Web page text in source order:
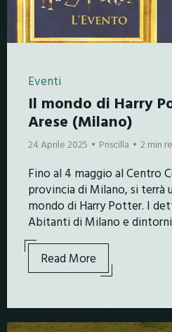
Eventi
Il mondo di Harry
Arese (Milano)
24 Aprile 2025 Priscilla 2 min
Fino al 4 maggio al Centro
provincia di Milano, si terrà
mondo di Harry Potter. I
Abitanti di Milano e
Read More